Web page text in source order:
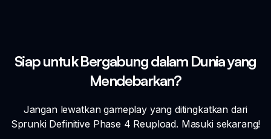
Siap untuk Bergabung dalam Dunia yang
Mendebarkan?
Jangan lewatkan gameplay yang ditingkatkan dari
Sprunki Definitive Phase 4 Reupload. Masuki sekarang!